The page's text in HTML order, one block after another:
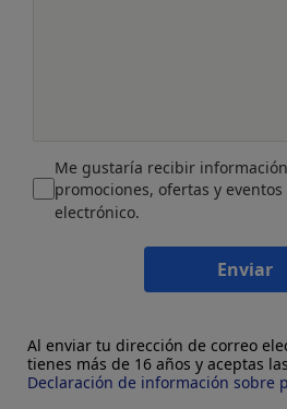
Me gustaría recibir
promociones, ofertas y
electrónico.
Enviar
Al enviar tu dirección de correo
tienes más de 16 años y aceptas
Declaración de información sobre